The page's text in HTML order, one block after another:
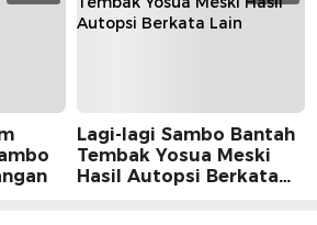
Lagi-lagi Sambo Bantah
Tembak Yosua Meski
Hasil Autopsi Berkata